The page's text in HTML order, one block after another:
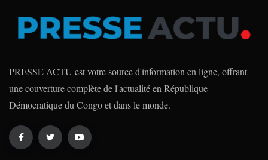
PRESSE ACTU est votre source d'information en ligne, offrant
une couverture complète de l'actualité en République
Démocratique du Congo et dans le monde.